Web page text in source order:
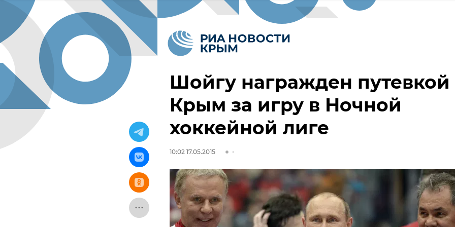
Шойгу награжден путевкой
Крым за игру в Ночной
хоккейной лиге
10:02 17.05.2015